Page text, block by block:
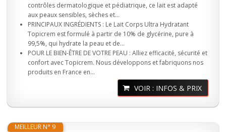
contrôles dermatologique et pédiatrique, ce lait est adapté
aux peaux sensibles, sèches et...
PRINCIPAUX INGRÉDIENTS : Le Lait Corps Ultra Hydratant
Topicrem est formulé à partir de 10% de glycérine, pure à
99,5%, qui hydrate la peau et de...
POUR LE BIEN-ÊTRE DE VOTRE PEAU : Alliez efficacité, sécurité et
confort avec Topicrem. Nous développons et fabriquons nos
produits en France en...
VOIR : INFOS & PRIX
MEILLEUR N° 9